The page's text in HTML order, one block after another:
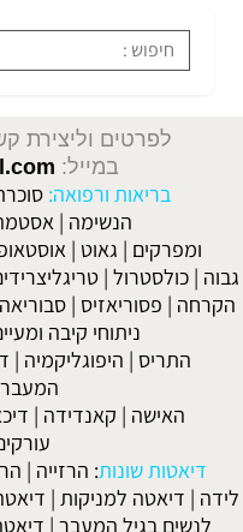
לפרטים וליצירת קשר
במייל:
בריאות ורפואה:
הנשימה |
ומפרקים | גאוט |
גבוה |כולסטרול |
הקרחה | פסוריאזיס |סבוריאה
ניתוחי קיבה
התריס | היפוגליקמיה |
המעבר
האישה | קאנדידה |
דיאטות שונות: הרזייה |
לידה | דיאטה למניקות |
לנשים בגיל המעבר |